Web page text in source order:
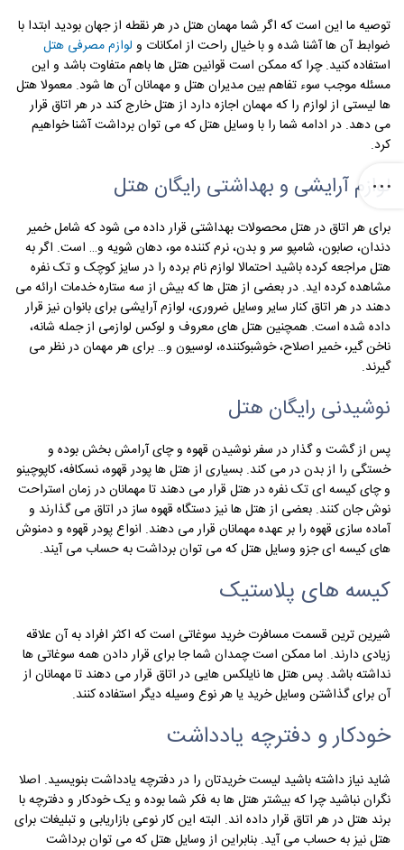
توصیه ما این است که اگر شما مهمان هتل در هر نقطه از جهان بودید ابتدا با
ضوابط آن ها آشنا شده و با خیال راحت از امکانات و لوازم مصرفی هتل
استفاده کنید. چرا که ممکن است قوانین هتل ها باهم متفاوت باشد و این
مسئله موجب سوء تفاهم بین مدیران هتل و مهمانان آن ها شود. معمولا هتل
ها لیستی از لوازم را که مهمان اجازه دارد از هتل خارج کند در هر اتاق قرار
می دهد. در ادامه شما را با وسایل هتل که می توان برداشت آشنا خواهیم
کرد.
لوازم آرایشی و بهداشتی رایگان هتل
برای هر اتاق در هتل محصولات بهداشتی قرار داده می شود که شامل خمیر
دندان، صابون، شامپو سر و بدن، نرم کننده مو، دهان شویه و… است. اگر به
هتل مراجعه کرده باشید احتمالا لوازم نام برده را در سایز کوچک و تک نفره
مشاهده کرده اید. در بعضی از هتل ها که بیش از سه ستاره خدمات ارائه می
دهند در هر اتاق کنار سایر وسایل ضروری، لوازم آرایشی برای بانوان نیز قرار
داده شده است. همچنین هتل های معروف و لوکس لوازمی از جمله شانه،
ناخن گیر، خمیر اصلاح، خوشبوکننده، لوسیون و… برای هر مهمان در نظر می
گیرند.
نوشیدنی رایگان هتل
پس از گشت و گذار در سفر نوشیدن قهوه و چای آرامش بخش بوده و
خستگی را از بدن در می کند. بسیاری از هتل ها پودر قهوه، نسکافه، کاپوچینو
و چای کیسه ای تک نفره در هتل قرار می دهند تا مهمانان در زمان استراحت
نوش جان کنند. بعضی از هتل ها نیز دستگاه قهوه ساز در اتاق می گذارند و
آماده سازی قهوه را بر عهده مهمانان قرار می دهند. انواع پودر قهوه و دمنوش
های کیسه ای جزو وسایل هتل که می توان برداشت به حساب می آیند.
کیسه های پلاستیک
شیرین ترین قسمت مسافرت خرید سوغاتی است که اکثر افراد به آن علاقه
زیادی دارند. اما ممکن است چمدان شما جا برای قرار دادن همه سوغاتی ها
نداشته باشد. پس هتل ها نایلکس هایی در اتاق قرار می دهند تا مهمانان از
آن برای گذاشتن وسایل خرید یا هر نوع وسیله دیگر استفاده کنند.
خودکار و دفترچه یادداشت
شاید نیاز داشته باشید لیست خریدتان را در دفترچه یادداشت بنویسید. اصلا
نگران نباشید چرا که بیشتر هتل ها به فکر شما بوده و یک خودکار و دفترچه با
برند هتل در هر اتاق قرار داده اند. البته این کار نوعی بازاریابی و تبلیغات برای
هتل نیز به حساب می آید. بنابراین از وسایل هتل که می توان برداشت